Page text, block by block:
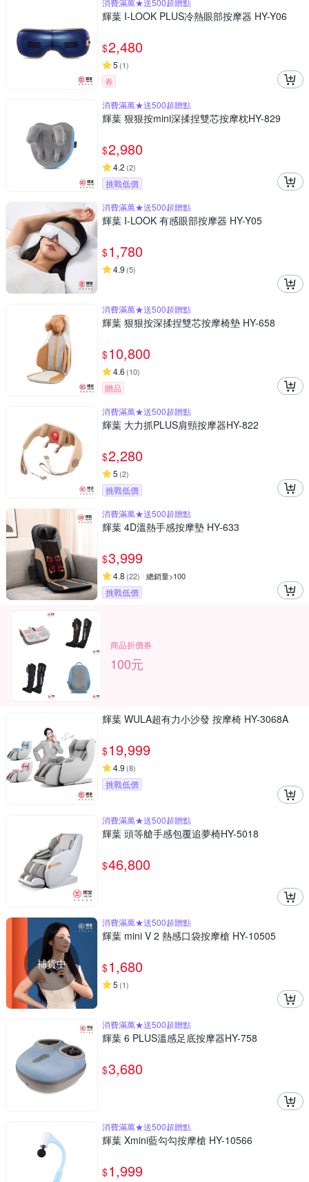
消費滿萬★送500超贈點
輝葉 I-LOOK PLUS冷熱眼部按摩器 HY-Y06
$2,480
5 (1)
券
消費滿萬★送500超贈點
輝葉 狠狠按mini深揉捏雙芯按摩枕HY-829
$2,980
4.2 (2)
挑戰低價
消費滿萬★送500超贈點
輝葉 I-LOOK 有感眼部按摩器 HY-Y05
$1,780
4.9 (5)
消費滿萬★送500超贈點
輝葉 狠狠按深揉捏雙芯按摩椅墊 HY-658
$10,800
4.6 (10)
贈品
消費滿萬★送500超贈點
輝葉 大力抓PLUS肩頸按摩器HY-822
$2,280
5 (2)
挑戰低價
消費滿萬★送500超贈點
輝葉 4D溫熱手感按摩墊 HY-633
$3,999
4.8 (22) 總銷量>100
挑戰低價
商品折價券
100元
輝葉 WULA超有力小沙發 按摩椅 HY-3068A
$19,999
4.9 (8)
挑戰低價
消費滿萬★送500超贈點
輝葉 頭等艙手感包覆追夢椅HY-5018
$46,800
補貨中
消費滿萬★送500超贈點
輝葉 mini V 2 熱感口袋按摩槍 HY-10505
$1,680
5 (1)
消費滿萬★送500超贈點
輝葉 6 PLUS溫感足底按摩器HY-758
$3,680
消費滿萬★送500超贈點
輝葉 Xmini藍勾勾按摩槍 HY-10566
$1,999